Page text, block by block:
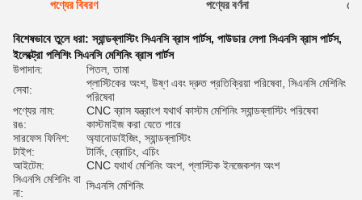
পণ্যের বিবরণ পণ্যের বর্ণনা
বিশেষভাবে তুলে ধরা:স্যান্ডব্লাস্টিং সিএনসি ব্রাস পার্টস, পাউডার লেপা সিএনসি ব্রাস পার্টস,
ইলেক্ট্রো পলিশিং সিএনসি মেশিনিং ব্রাস পার্টস
উপাদান:
পিতল, তামা
সেবা:
প্লাস্টিকের অংশ, উষ্ণ এবং দ্রুত প্রতিক্রিয়া পরিষেবা, সিএনসি মেশিনিং
পরিষেবা
পণ্যের নাম:
CNC ব্রাস যন্ত্রাংশ যথার্থ কাস্টম মেশিনিং স্যান্ডব্লাস্টিং পরিষেবা
রঙ:
কাস্টমাইজ করা যেতে পারে
সারফেস ফিনিশ:
অ্যানোডাইজিং, স্যান্ডব্লাস্টিং
টাইপ:
টার্নিং, ব্রোচিং, এচিং
আইটেম:
CNC যথার্থ মেশিনিং অংশ, প্লাস্টিক ইনজেকশন অংশ
সিএনসি মেশিনিং বা
না:
সিএনসি মেশিনিং